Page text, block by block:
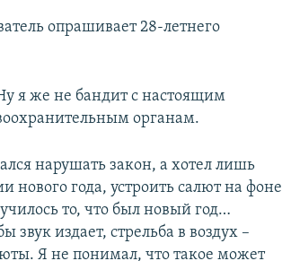
опрашивает 28-летнего
я же не бандит с настоящим
органам.
нарушать закон, а хотел лишь
нового года, устроить салют на фоне
то, что был новый год…
издает, стрельба в воздух –
Я не понимал, что такое может